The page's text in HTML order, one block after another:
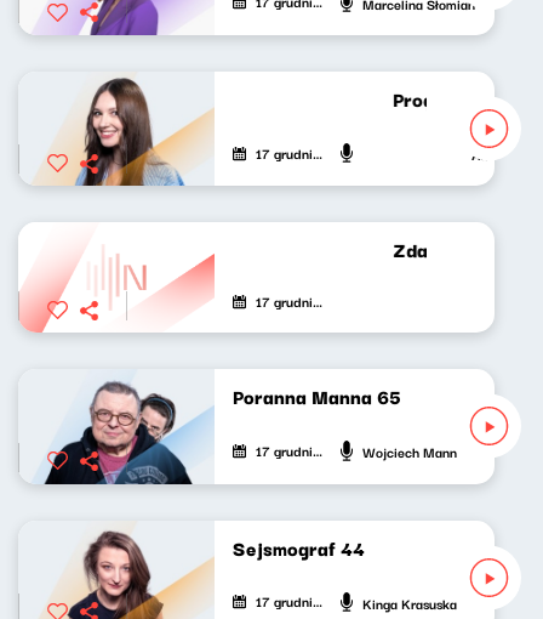
Progresywni
17 grudnia 2021 Adrianna
Zdaniem prof.
17 grudnia 2021
Poranna Manna 65
17 grudnia 2021 Wojciech Mann
Sejsmograf 44
17 grudnia 2021 Kinga Krasuska